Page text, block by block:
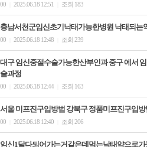
00 2025.06.18 12:51 조회 183
충남서천군임신초기낙태가능한병원 낙태되는
00 2025.06.18 12:48 조회 239
대구 임신중절수술가능한산부인과 중구 에서
술과정
00 2025.06.18 12:44 조회 163
서울 미프진구입방법 강북구 정품미프진구입
00 2025.06.18 12:40 조회 206
임신1달다되어가는거같은데먹는낙태약으로